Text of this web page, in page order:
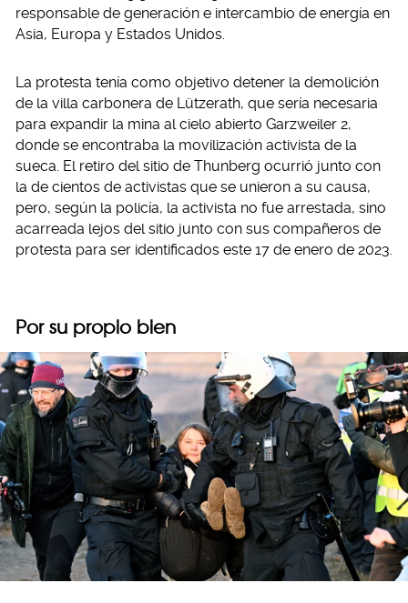
responsable de generación e intercambio de energía en
Asia, Europa y Estados Unidos.
La protesta tenía como objetivo detener la demolición
de la villa carbonera de Lützerath, que sería necesaria
para expandir la mina al cielo abierto Garzweiler 2,
donde se encontraba la movilización activista de la
sueca. El retiro del sitio de Thunberg ocurrió junto con
la de cientos de activistas que se unieron a su causa,
pero, según la policía, la activista no fue arrestada, sino
acarreada lejos del sitio junto con sus compañeros de
protesta para ser identificados este 17 de enero de 2023.
Por su propio bien